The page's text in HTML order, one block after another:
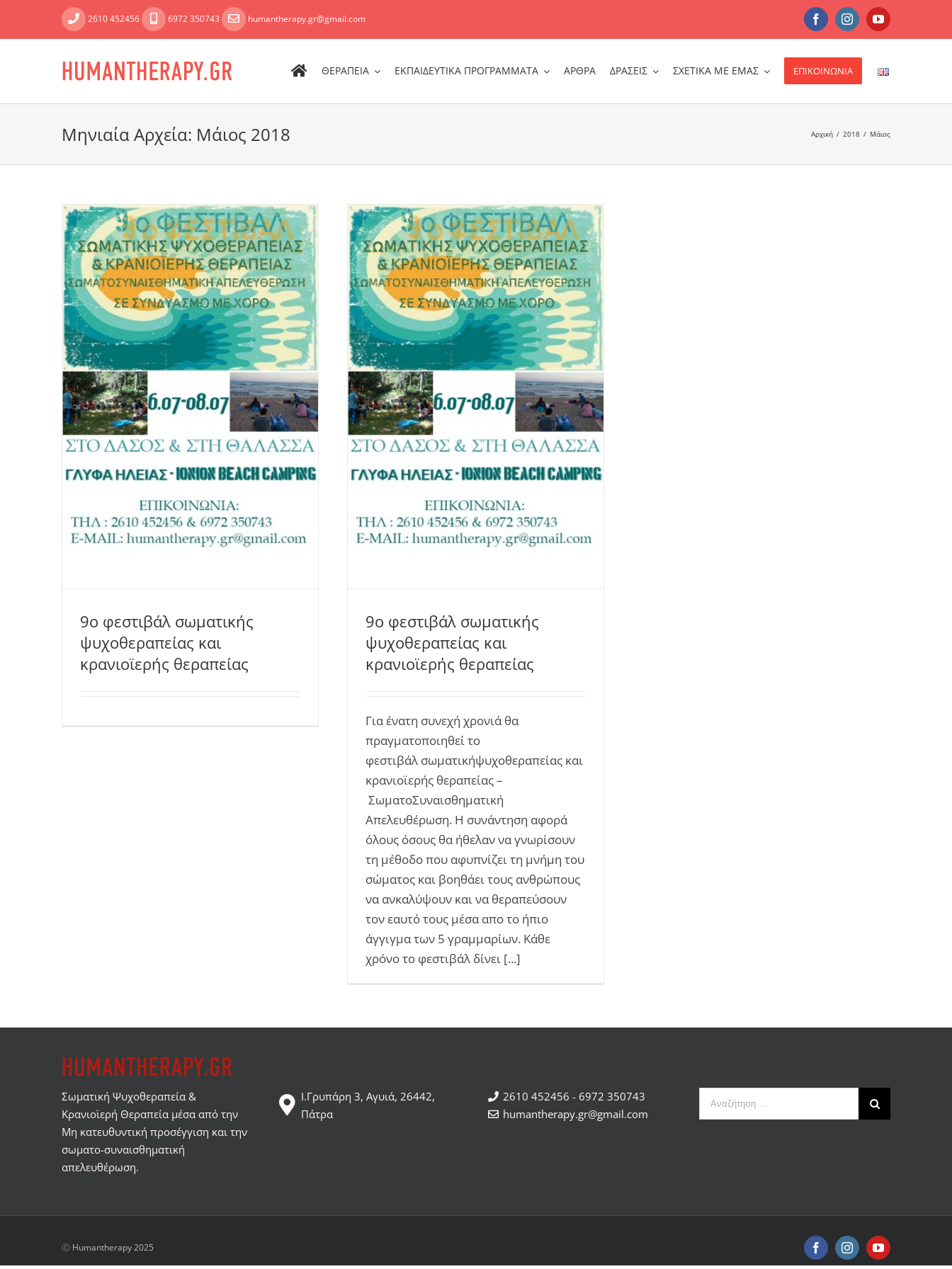
2610 452456 6972 350743 humantherapy.gr@gmail.com FacebookInstagramYouTube
ΘΕΡΑΠΕΙΑ ΕΚΠΑΙΔΕΥΤΙΚΑ ΠΡΟΓΡΑΜΜΑΤΑ ΑΡΘΡΑ ΔΡΑΣΕΙΣ ΣΧΕΤΙΚΑ ΜΕ ΕΜΑΣ ΕΠΙΚΟΙΝΩΝΙΑ
Μηνιαία Αρχεία: Μάιος 2018 Αρχική / 2018 / Μάιος
9ο φεστιβάλ σωματικής
ψυχοθεραπείας και
κρανιοϊερής θεραπείας
9ο φεστιβάλ σωματικής
ψυχοθεραπείας και
κρανιοϊερής θεραπείας
Για ένατη συνεχή χρονιά θα
πραγματοποιηθεί το
φεστιβάλ σωματικήψυχοθεραπείας και
κρανιοϊερής θεραπείας –
ΣωματοΣυναισθηματική
Απελευθέρωση. Η συνάντηση αφορά
όλους όσους θα ήθελαν να γνωρίσουν
τη μέθοδο που αφυπνίζει τη μνήμη του
σώματος και βοηθάει τους ανθρώπους
να ανκαλύψουν και να θεραπεύσουν
τον εαυτό τους μέσα απο το ήπιο
άγγιγμα των 5 γραμμαρίων. Κάθε
χρόνο το φεστιβάλ δίνει [...]
Σωματική Ψυχοθεραπεία &
Κρανιοϊερή Θεραπεία μέσα από την
Μη κατευθυντική προσέγγιση και την
σωματο-συναισθηματική
απελευθέρωση.
Ι.Γρυπάρη 3, Αγυιά, 26442,
Πάτρα
2610 452456 - 6972 350743
humantherapy.gr@gmail.com
Ⓒ Humantherapy 2025 FacebookInstagramYouTube